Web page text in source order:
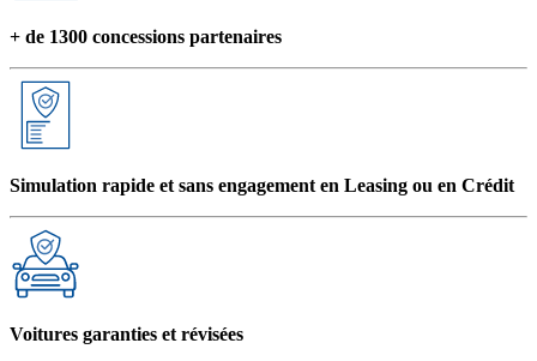
+ de 1300 concessions partenaires
Simulation rapide et sans engagement en Leasing ou en Crédit
Voitures garanties et révisées